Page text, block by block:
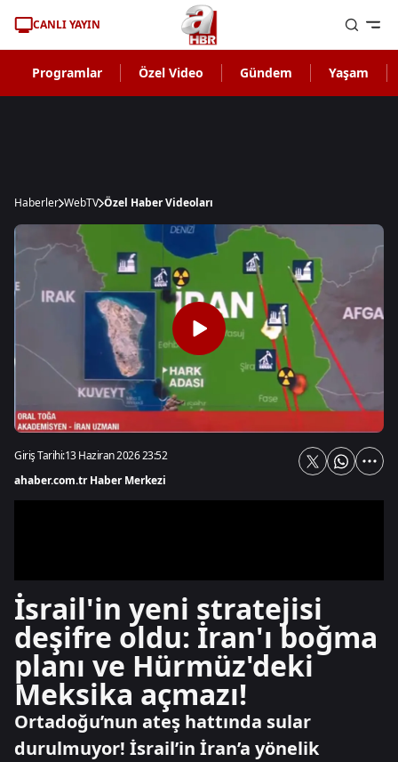
CANLI YAYIN
Programlar Özel Video Gündem Yaşam
Haberler WebTV Özel Haber Videoları
Giriş Tarihi:13 Haziran 2026 23:52
ahaber.com.tr Haber Merkezi
İsrail'in yeni stratejisi
deşifre oldu: İran'ı boğma
planı ve Hürmüz'deki
Meksika açmazı!
Ortadoğu’nun ateş hattında sular
durulmuyor! İsrail’in İran’a yönelik